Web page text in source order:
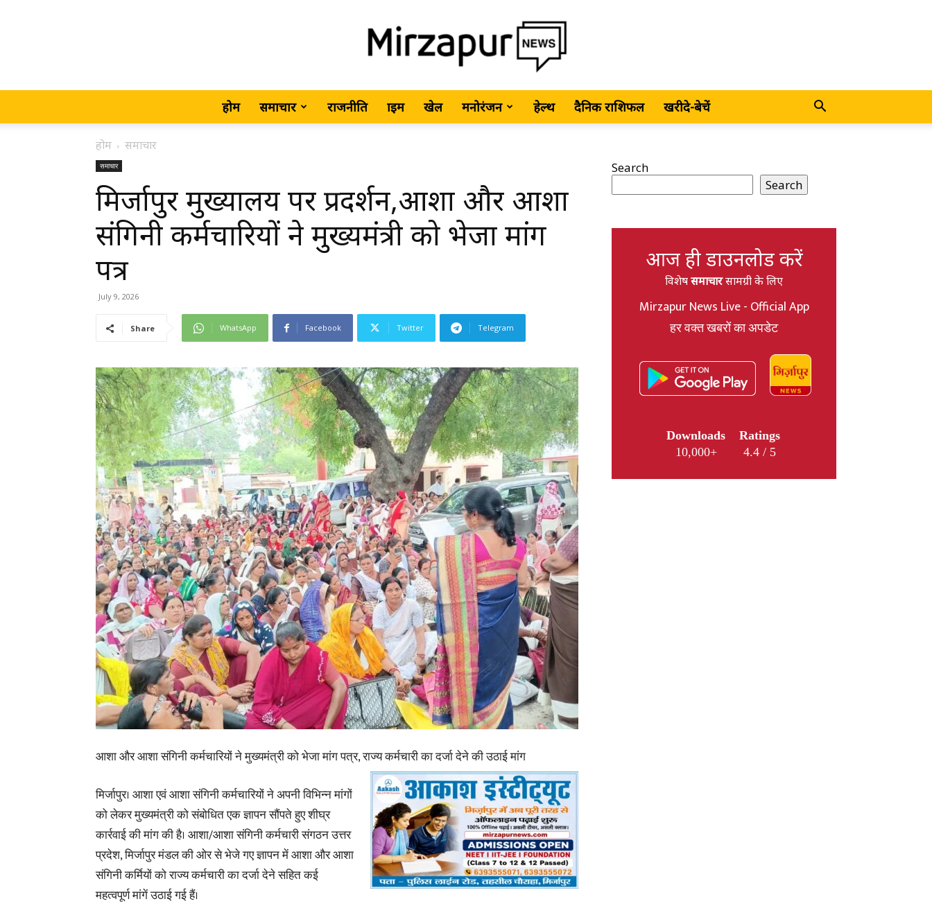
MirzapurNews.com
•
News,
Latest
News
in
Hindi,
Today
होम समाचार राजनीति क्राइम खेल मनोरंजन हेल्थ दैनिक राशिफल खरीदे-बेचें
होम समाचार
समाचार
मिर्जापुर मुख्यालय पर प्रदर्शन,आशा और आशा
संगिनी कर्मचारियों ने मुख्यमंत्री को भेजा मांग
पत्र
July 9, 2026
Share WhatsApp Facebook Twitter Telegram
आशा और आशा संगिनी कर्मचारियों ने मुख्यमंत्री को भेजा मांग पत्र, राज्य कर्मचारी का दर्जा देने की उठाई मांग
मिर्जापुर। आशा एवं आशा संगिनी कर्मचारियों ने अपनी विभिन्न मांगों
को लेकर मुख्यमंत्री को संबोधित एक ज्ञापन सौंपते हुए शीघ्र
कार्रवाई की मांग की है। आशा/आशा संगिनी कर्मचारी संगठन उत्तर
प्रदेश, मिर्जापुर मंडल की ओर से भेजे गए ज्ञापन में आशा और आशा
संगिनी कर्मियों को राज्य कर्मचारी का दर्जा देने सहित कई
महत्वपूर्ण मांगें उठाई गई हैं।
Search
Search
आज ही डाउनलोड करें
विशेषसमाचारसामग्री के लिए
Mirzapur News Live - Official App
हर वक्त खबरों का अपडेट
Downloads
10,000+
Ratings
4.4 / 5